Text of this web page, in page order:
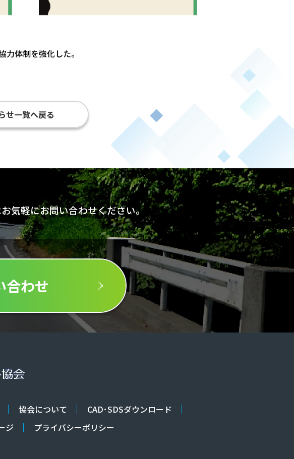
体制を強化した。
せ一覧へ戻る
お気軽にお問い合わせください。
合わせ
協会について
CAD･SDSダウンロード
ジ プライバシーポリシー